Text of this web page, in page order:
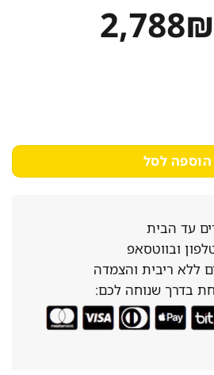
המחיר
המקורי
2,788₪ המחיר
הוספה לסל
עד הבית
ובווטסאפ
בדרך שנוחה לכם: